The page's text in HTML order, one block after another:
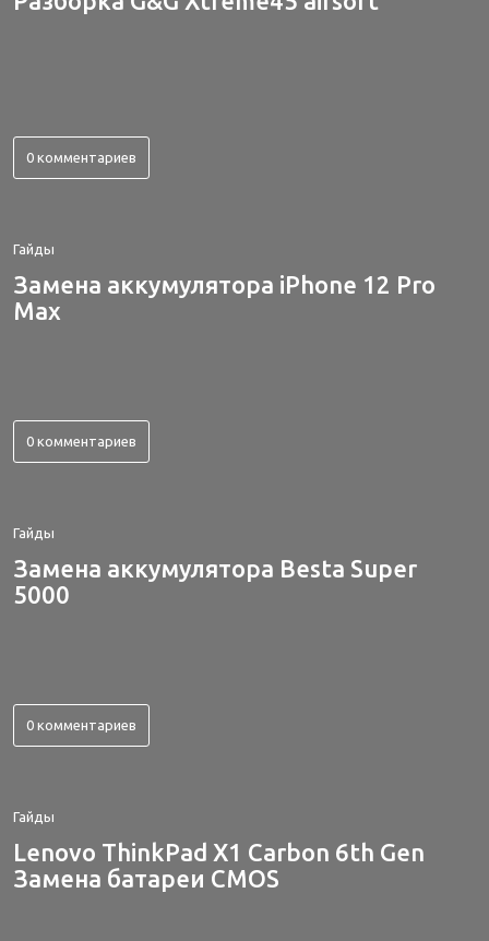
0 комментариев
Гайды
Замена аккумулятора iPhone 12 Pro
Max
0 комментариев
Гайды
Замена аккумулятора Besta Super
5000
0 комментариев
Гайды
Lenovo ThinkPad X1 Carbon 6th Gen
Замена батареи CMOS